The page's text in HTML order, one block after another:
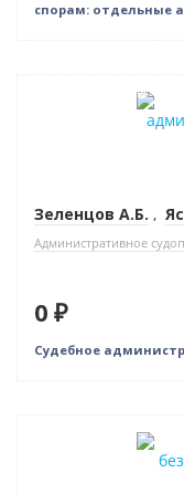
спорам: отдельные
Нет в наличии
Зеленцов А.Б. ,
Административное
0 ₽
Судебное